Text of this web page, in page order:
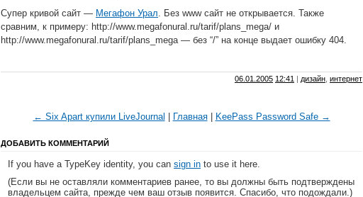
Супер кривой сайт — Мегафон Урал. Без www сайт не открывается. Также
сравним, к примеру: http://www.megafonural.ru/tarif/plans_mega/ и
http://www.megafonural.ru/tarif/plans_mega — без “/” на конце выдает ошибку 404.
06.01.2005 12:41 | дизайн интернет
← Six Apart купили LiveJournal Главная| KeePass Password Safe →
ДОБАВИТЬ КОММЕНТАРИЙ
If you have a TypeKey identity, you can sign in to use it here.
(Если вы не оставляли комментариев ранее, то вы должны быть подтверждены
владельцем сайта, прежде чем ваш отзыв появится. Спасибо, что подождали.)